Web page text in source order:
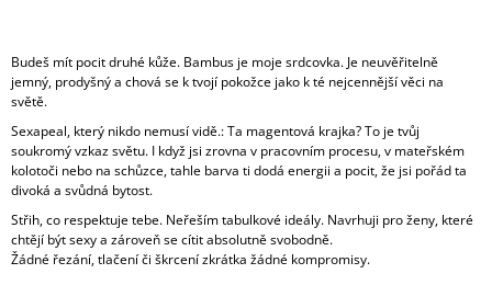
Budeš mít pocit druhé kůže. Bambus je moje srdcovka. Je neuvěřitelně
jemný, prodyšný a chová se k tvojí pokožce jako k té nejcennější věci na
světě.
Sexapeal, který nikdo nemusí vidě.: Ta magentová krajka? To je tvůj
soukromý vzkaz světu. I když jsi zrovna v pracovním procesu, v mateřském
kolotoči nebo na schůzce, tahle barva ti dodá energii a pocit, že jsi pořád ta
divoká a svůdná bytost.
Střih, co respektuje tebe. Neřeším tabulkové ideály. Navrhuji pro ženy, které
chtějí být sexy a zároveň se cítit absolutně svobodně.
Žádné řezání, tlačení či škrcení zkrátka žádné kompromisy.
O
P
O
R
U
Č
U
J
E
M